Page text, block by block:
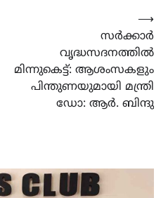
സർക്കാർ
വൃദ്ധസദനത്തിൽ
മിന്നുകെട്ട്: ആശംസകളും
പിന്തുണയുമായി മന്ത്രി
ഡോ: ആർ. ബിന്ദു
⟶